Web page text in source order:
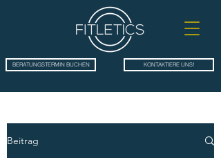
BERATUNGSTERMIN BUCHEN KONTAKTIERE UNS!
Beitrag